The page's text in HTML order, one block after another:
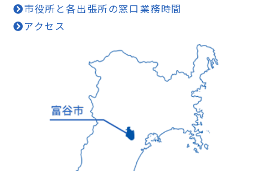
市役所と各出張所の窓口業務時間
アクセス